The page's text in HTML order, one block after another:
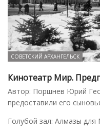
СОВЕТСКИЙ АРХАНГЕЛЬСК
Кинотеатр Мир.
Автор: Поршнев Юрий
предоставили его
Голубой зал: Алмазы